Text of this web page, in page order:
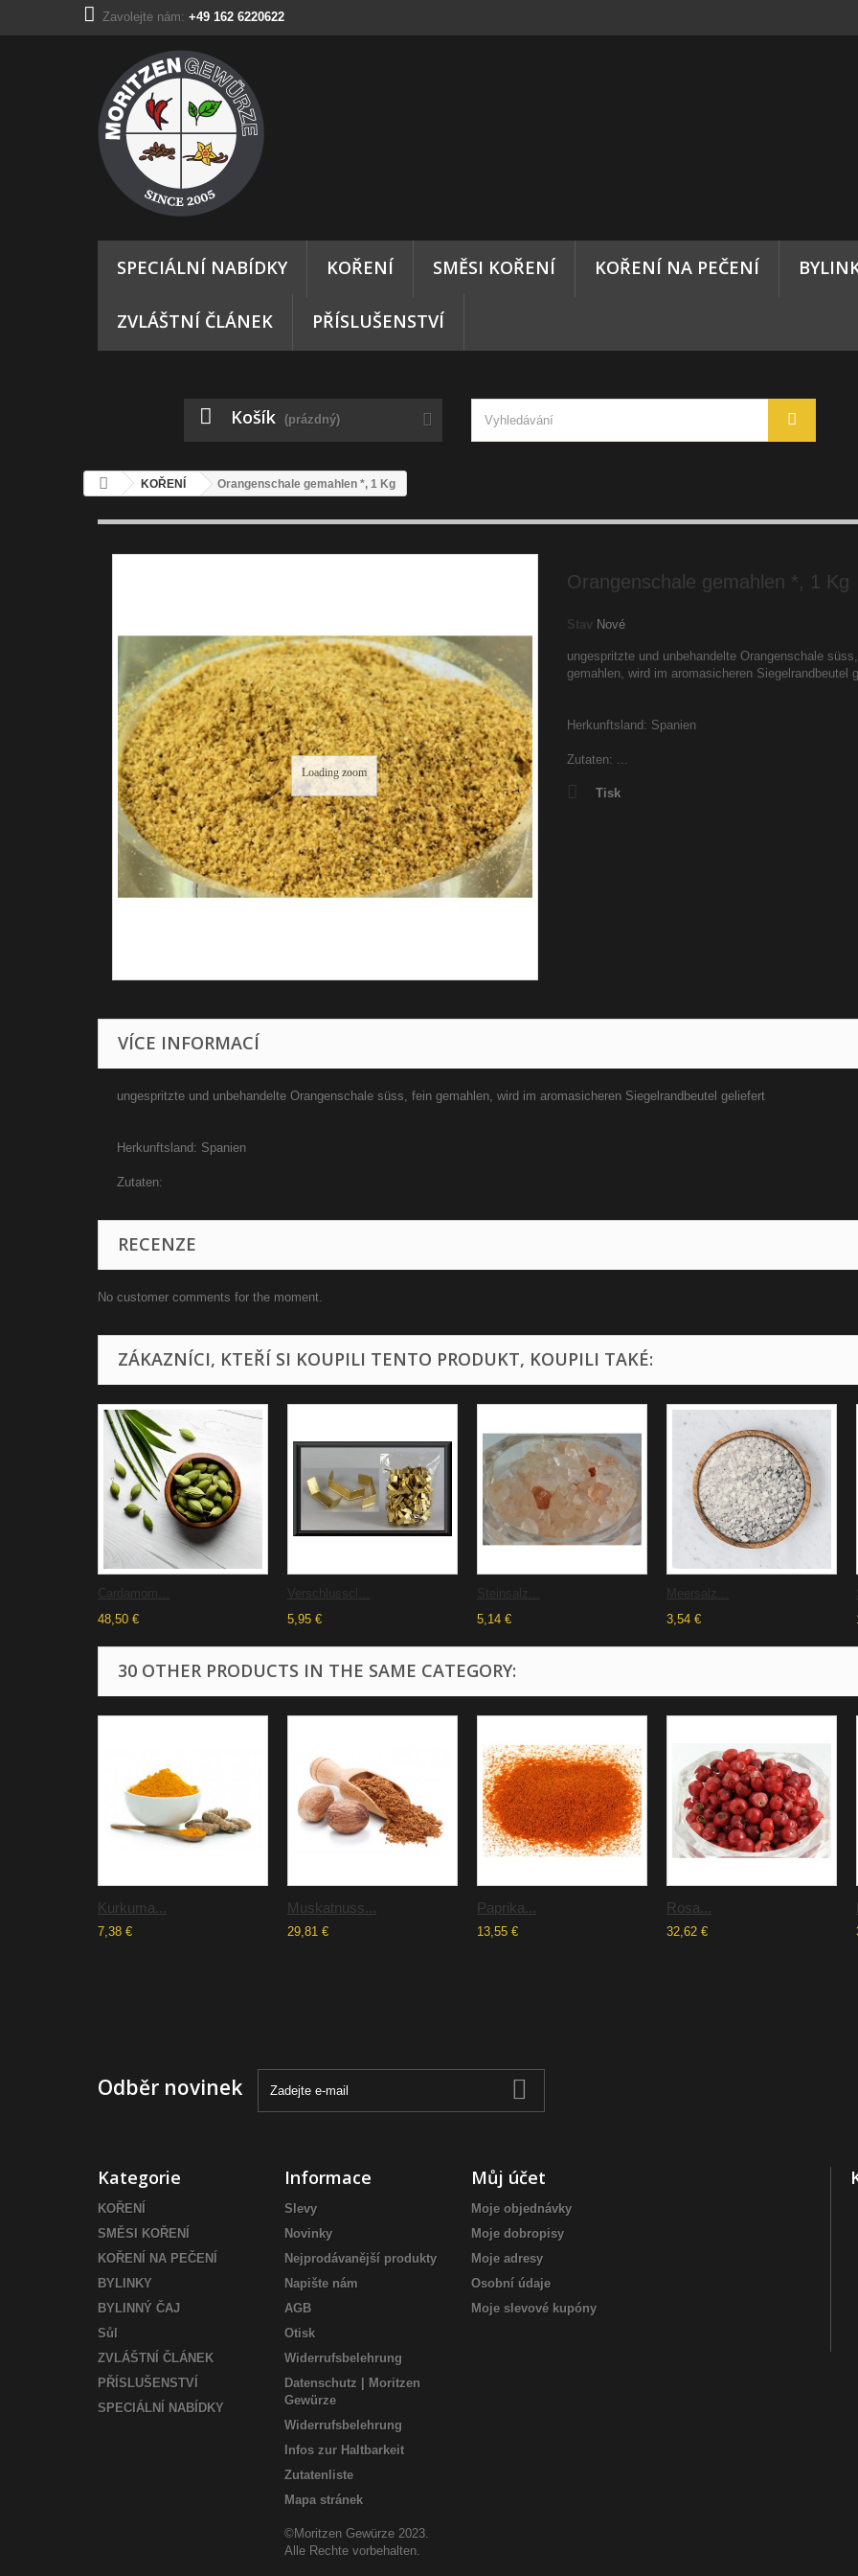
Zavolejte nám: +49 162 6220622
SPECIÁLNÍ NABÍDKY KOŘENÍ SMĚSI KOŘENÍ KOŘENÍ NA PEČENÍ
ZVLÁŠTNÍ ČLÁNEK PŘÍSLUŠENSTVÍ
Košík (prázdný)
KOŘENÍ Orangenschale gemahlen *, 1 Kg
Loading zoom
Orangenschale gemahlen *, 1 Kg
Stav Nové
ungespritzte und unbehandelte Orangenschale
gemahlen, wird im aromasicheren Siegelrandbeutel
Herkunftsland: Spanien
Zutaten: ...
Tisk
VÍCE INFORMACÍ
ungespritzte und unbehandelte Orangenschale süss, fein gemahlen, wird im aromasicheren Siegelrandbeutel geliefert
Herkunftsland: Spanien
Zutaten:
RECENZE
No customer comments for the moment.
ZÁKAZNÍCI, KTEŘÍ SI KOUPILI TENTO PRODUKT, KOUPILI TAKÉ:
Cardamom...
48,50 €
Verschlusscl...
5,95 €
Steinsalz...
5,14 €
Meersalz...
3,54 €
30 OTHER PRODUCTS IN THE SAME CATEGORY:
Kurkuma...
7,38 €
Muskatnuss...
29,81 €
Paprika...
13,55 €
Rosa...
32,62 €
Odběr novinek
Kategorie
KOŘENÍ
SMĚSI KOŘENÍ
KOŘENÍ NA PEČENÍ
BYLINKY
BYLINNÝ ČAJ
Sůl
ZVLÁŠTNÍ ČLÁNEK
PŘÍSLUŠENSTVÍ
SPECIÁLNÍ NABÍDKY
Informace
Slevy
Novinky
Nejprodávanější produkty
Napište nám
AGB
Otisk
Widerrufsbelehrung
Datenschutz | Moritzen
Gewürze
Widerrufsbelehrung
Infos zur Haltbarkeit
Zutatenliste
Mapa stránek
©Moritzen Gewürze 2023.
Alle Rechte vorbehalten.
Můj účet
Moje objednávky
Moje dobropisy
Moje adresy
Osobní údaje
Moje slevové kupóny